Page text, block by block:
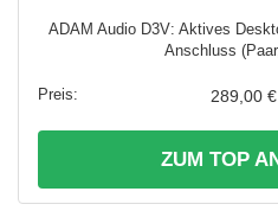
ADAM Audio D3V: Aktives
Anschluss
289,00 €
ZUM TOP